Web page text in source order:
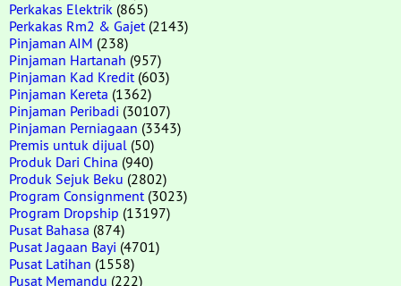
Perkakas Elektrik (865)
Perkakas Rm2 & Gajet (2143)
Pinjaman AIM (238)
Pinjaman Hartanah (957)
Pinjaman Kad Kredit (603)
Pinjaman Kereta (1362)
Pinjaman Peribadi (30107)
Pinjaman Perniagaan (3343)
Premis untuk dijual (50)
Produk Dari China (940)
Produk Sejuk Beku (2802)
Program Consignment (3023)
Program Dropship (13197)
Pusat Bahasa (874)
Pusat Jagaan Bayi (4701)
Pusat Latihan (1558)
Pusat Memandu (222)